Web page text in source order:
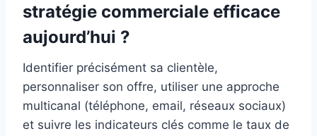
stratégie commerciale efficace
aujourd’hui ?
Identifier précisément sa clientèle,
personnaliser son offre, utiliser une approche
multicanal (téléphone, email, réseaux sociaux)
et suivre les indicateurs clés comme le taux de